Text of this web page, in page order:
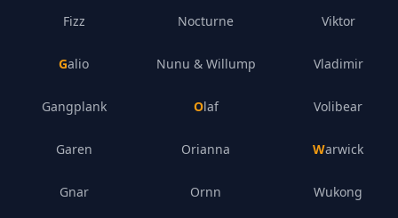
Fizz
Galio
Gangplank
Garen
Gnar
Nocturne
Nunu & Willump
Olaf
Orianna
Ornn
Viktor
Vladimir
Volibear
Warwick
Wukong